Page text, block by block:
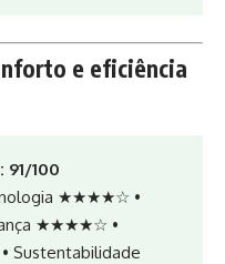
e eficiência
100
★★★★☆ •
★★★★☆ •